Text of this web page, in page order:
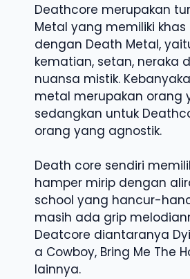
Deathcore merupakan
Metal yang memiliki khas
dengan Death Metal,
kematian, setan, neraka
nuansa mistik.
metal merupakan orang
sedangkan untuk
orang yang agnostik.
Death core sendiri
hamper mirip dengan
school yang hancur-
masih ada grip
Deatcore diantaranya
a Cowboy, Bring Me The
lainnya.